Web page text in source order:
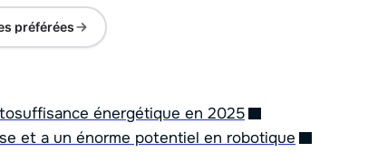
préférées
énergétique en 2025
et a un énorme potentiel en robotique